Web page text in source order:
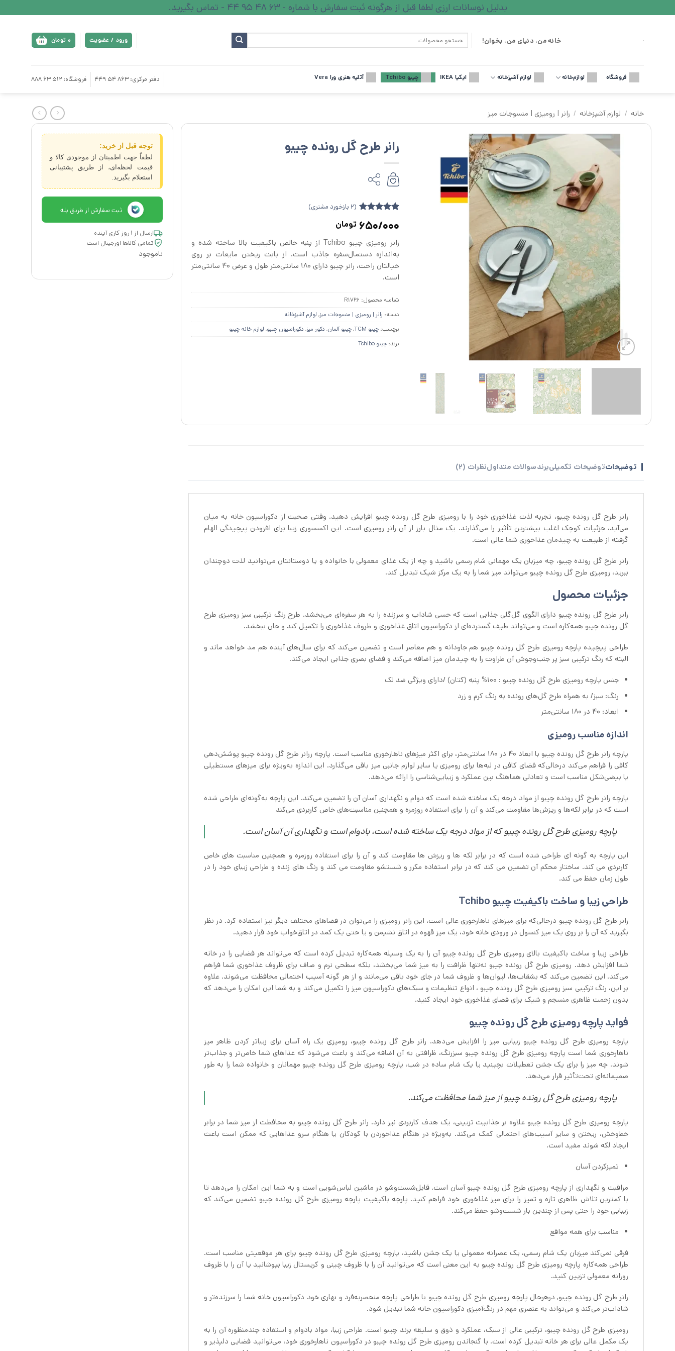
to
بدلیل نوسانات ارزی لطفا قبل از هرگونه ثبت سفارش با شماره - 63 48 95 44 - تماس بگیرید.
خانه من، دنیای من، بخوان!
برای:
ورود / عضویت 0 تومان
فروشگاه لوازم‌خانه لوازم آشپزخانه ایکیا IKEA چیبو Tchibo آتلیه هنری ورا Vera دفتر مرکزی: 863 54 449 فروشگاه: 512 63 888
خانه / لوازم آشپزخانه / رانر | رومیزی | منسوجات میز
رانر طرح گل رونده چیبو
از 5 در
مشتری
(
2 بازخورد مشتری)
650/000 تومان
رانر رومیزی چیبو Tchibo از پنبه خالص باکیفیت بالا ساخته شده و
به‌اندازه دستمال‌سفره جاذب است. از بابت ریختن مایعات بر روی
خیالتان راحت، رانر چیبو دارای ۱۸۰ سانتی‌متر طول و عرض ۴۰ سانتی‌متر
است.
شناسه محصول: R1726
دسته: رانر | رومیزی | منسوجات میز, لوازم آشپزخانه
برچسب:چیبو TCM ,چیبو آلمان, دکور میز, دکوراسیون چیبو, لوازم خانه چیبو
برند:چیبو Tchibo
توضیحاتتوضیحات تکمیلیبرندسوالات متداولنظرات (2)
رانر طرح گل رونده چیبو، تجربه لذت غذاخوری خود را با رومیزی طرح گل رونده چیبو افزایش دهید. وقتی صحبت از دکوراسیون خانه به میان
می‌آید، جزئیات کوچک اغلب بیشترین تأثیر را می‌گذارند. یک مثال بارز از آن رانر رومیزی است. این اکسسوری زیبا برای افزودن پیچیدگی الهام
گرفته از طبیعت به چیدمان غذاخوری شما عالی است.
رانر طرح گل رونده چیبو، چه میزبان یک مهمانی شام رسمی باشید و چه از یک غذای معمولی با خانواده و یا دوستانتان می‌توانید لذت دوچندان
ببرید، رومیزی طرح گل رونده چیبو می‌تواند میز شما را به یک مرکز شیک تبدیل کند.
جزئیات محصول
رانر طرح گل رونده چیبو دارای الگوی گل‌گلی جذابی است که حسی شاداب و سرزنده را به هر سفره‌ای می‌بخشد. طرح رنگ ترکیبی سبز رومیزی طرح
گل رونده چیبو همه‌کاره است و می‌تواند طیف گسترده‌ای از دکوراسیون اتاق غذاخوری و ظروف غذاخوری را تکمیل کند و جان ببخشد.
طراحی پیچیده پارچه رومیزی طرح گل رونده چیبو هم جاودانه و هم معاصر است و تضمین می‌کند که برای سال‌های آینده هم مد خواهد ماند و
البته که رنگ ترکیبی سبز پر جنب‌وجوش آن طراوت را به چیدمان میز اضافه می‌کند و فضای بصری جذابی ایجاد می‌کند.
جنس پارچه رومیزی طرح گل رونده چیبو : 100% پنبه (کتان) /دارای ویژگی ضد لک
رنگ: سبز/ به همراه طرح گل‌های رونده به رنگ کرم و زرد
ابعاد: ۴۰ در ۱۸۰ سانتی‌متر
اندازه مناسب رومیزی
پارچه رانر طرح گل رونده چیبو با ابعاد ۴۰ در ۱۸۰ سانتی‌متر، برای اکثر میزهای ناهارخوری مناسب است. پارچه ررانر طرح گل رونده چیبو پوشش‌دهی
کافی را فراهم می‌کند درحالی‌که فضای کافی در لبه‌ها برای رومیزی یا سایر لوازم جانبی میز باقی می‌گذارد. این اندازه به‌ویژه برای میزهای مستطیلی
یا بیضی‌شکل مناسب است و تعادلی هماهنگ بین عملکرد و زیبایی‌شناسی را ارائه می‌دهد.
پارچه رانر طرح گل رونده چیبو از مواد درجه یک ساخته شده است که دوام و نگهداری آسان آن را تضمین می‌کند. این پارچه به‌گونه‌ای طراحی شده
است که در برابر لکه‌ها و ریزش‌ها مقاومت می‌کند و آن را برای استفاده روزمره و همچنین مناسبت‌های خاص کاربردی می‌کند
پارچه رومیزی طرح گل رونده چیبو که از مواد درجه یک ساخته شده است، بادوام است و نگهداری آن آسان است.
این پارچه به گونه ای طراحی شده است که در برابر لکه ها و ریزش ها مقاومت کند و آن را برای استفاده روزمره و همچنین مناسبت های خاص
کاربردی می کند. ساختار محکم آن تضمین می کند که در برابر استفاده مکرر و شستشو مقاومت می کند و رنگ های زنده و طراحی زیبای خود را در
طول زمان حفظ می کند.
طراحی زیبا و ساخت باکیفیت چیبو Tchibo
رانر طرح گل رونده چیبو درحالی‌که برای میزهای ناهارخوری عالی است، این رانر رومیزی را می‌توان در فضاهای مختلف دیگر نیز استفاده کرد. در نظر
بگیرید که آن را بر روی یک میز کنسول در ورودی خانه خود، یک میز قهوه در اتاق نشیمن و یا حتی یک کمد در اتاق‌خواب خود قرار دهید.
طراحی زیبا و ساخت باکیفیت بالای رومیزی طرح گل رونده چیبو آن را به یک وسیله همه‌کاره تبدیل کرده است که می‌تواند هر فضایی را در خانه
شما افزایش دهد. رومیزی طرح گل رونده چیبو نه‌تنها ظرافت را به میز شما می‌بخشد، بلکه سطحی نرم و صاف برای ظروف غذاخوری شما فراهم
می‌کند. این تضمین می‌کند که بشقاب‌ها، لیوان‌ها و ظروف شما در جای خود باقی می‌مانند و از هر گونه آسیب احتمالی محافظت می‌شوند. علاوه
بر این، رنگ ترکیبی سبز رومیزی طرح گل رونده چیبو ، انواع تنظیمات و سبک‌های دکوراسیون میز را تکمیل می‌کند و به شما این امکان را می‌دهد که
بدون زحمت ظاهری منسجم و شیک برای فضای غذاخوری خود ایجاد کنید.
فواید پارچه رومیزی طرح گل رونده چیبو
پارچه رومیزی طرح گل رونده چیبو زیبایی میز را افزایش می‌دهد. رانر طرح گل رونده چیبو، رومیزی یک راه آسان برای زیباتر کردن ظاهر میز
ناهارخوری شما است پارچه رومیزی طرح گل رونده چیبو سبزرنگ، ظرافتی به آن اضافه می‌کند و باعث می‌شود که غذاهای شما خاص‌تر و جذاب‌تر
شوند. چه میز را برای یک جشن تعطیلات بچینید یا یک شام ساده در شب، پارچه رومیزی طرح گل رونده چیبو مهمانان و خانواده شما را به طور
صمیمانه‌ای تحت‌تأثیر قرار می‌دهد.
پارچه رومیزی طرح گل رونده چیبو از میز شما محافظت می‌کند.
پارچه رومیزی طرح گل رونده چیبو علاوه بر جذابیت تزیینی، یک هدف کاربردی نیز دارد. رانر طرح گل رونده چیبو به محافظت از میز شما در برابر
خط‌وخش، ریختن و سایر آسیب‌های احتمالی کمک می‌کند. به‌ویژه در هنگام غذاخوردن با کودکان یا هنگام سرو غذاهایی که ممکن است باعث
ایجاد لکه شوند مفید است.
تمیزکردن آسان
مراقبت و نگهداری از پارچه رومیزی طرح گل رونده چیبو آسان است. قابل‌شست‌وشو در ماشین لباس‌شویی است و به شما این امکان را می‌دهد تا
با کمترین تلاش ظاهری تازه و تمیز را برای میز غذاخوری خود فراهم کنید. پارچه باکیفیت پارچه رومیزی طرح گل رونده چیبو تضمین می‌کند که
زیبایی خود را حتی پس از چندین بار شست‌وشو حفظ می‌کند.
مناسب برای همه مواقع
فرقی نمی‌کند میزبان یک شام رسمی، یک عصرانه معمولی یا یک جشن باشید، پارچه رومیزی طرح گل رونده چیبو برای هر موقعیتی مناسب است.
طراحی همه‌کاره پارچه رومیزی طرح گل رونده چیبو به این معنی است که می‌توانید آن را با ظروف چینی و کریستال زیبا بپوشانید یا آن را با ظروف
روزانه معمولی تزیین کنید.
رانر طرح گل رونده چیبو, درهرحال پارچه رومیزی طرح گل رونده چیبو با طراحی پارچه منحصربه‌فرد و بهاری خود دکوراسیون خانه شما را سرزنده‌تر و
شاداب‌تر می‌کند و می‌تواند به عنصری مهم در رنگ‌آمیزی دکوراسیون خانه شما تبدیل شود.
رومیزی طرح گل رونده چیبو، ترکیبی عالی از سبک، عملکرد و ذوق و سلیقه برند چیبو است. طراحی زیبا، مواد بادوام و استفاده چندمنظوره آن را به
یک مکمل عالی برای هر خانه تبدیل کرده است. با گنجاندن رومیزی طرح گل رونده چیبو در دکوراسیون ناهارخوری خود، می‌توانید فضایی دلپذیر و
توجه قبل از خرید:
لطفاً جهت اطمینان از موجودی کالا و
قیمت لحظه‌ای، از طریق پشتیبانی
استعلام بگیرید.
ثبت سفارش از طریق بله
ارسال از ۱ روز کاری آینده
تمامی کالاها اورجینال است
ناموجود